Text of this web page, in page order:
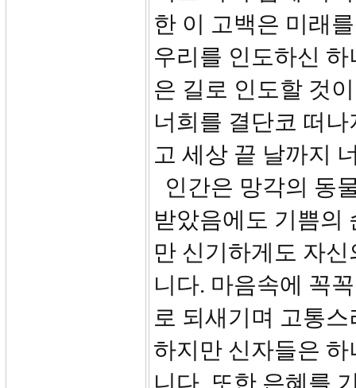
한 이 고백은 미래
우리를 인도하신
은 길로 인도할 것
너희를 결단코 떠
고 세상 끝 날까지
인간은 망각의 동
받았음에도 기쁨의
만 신기하게도 자
니다. 마음속에 꼭
로 되새기며 고통
하지만 신자들은
니다. 또한 은혜를